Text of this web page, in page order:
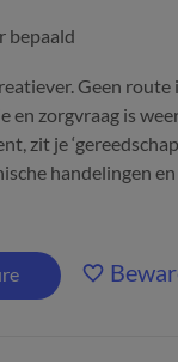
bepaald
Geen route
en zorgvraag is
zit je
handelingen